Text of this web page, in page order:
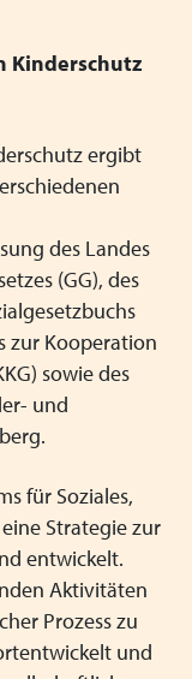
Schließen
Schließen
Kinderschutz
ergibt
des Landes
(GG), des
zur Kooperation
sowie des
und
für Soziales,
Strategie zur
entwickelt.
Aktivitäten
Prozess zu
und